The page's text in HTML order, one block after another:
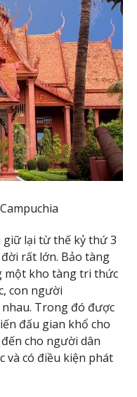
giữ lại từ thế kỷ thứ 3
rất lớn. Bảo tàng
một kho tàng tri thức
con người
nhau. Trong đó được
đấu gian khổ cho
cho người dân
và có điều kiện phát